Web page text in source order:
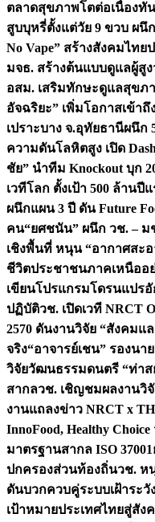
ตลาดสุขภาพโตต่อเนื่องทั
สูบบุหรี่ตั้งแต่วัย 9 ขวบ ผนึ
No Vape” สร้างสังคมไท
มจธ. สร้างต้นแบบดูแลผู้สู
อสม. เสริมทักษะดูแลสุขภ
อัจฉริยะ” เพิ่มโอกาสเข้า
เปราะบาง จ.อุทัยธานีผนึก
ความดันโลหิตสูง เปิด
ชัย” นำทีม Knockout บุก
เวทีโลก ตั้งเป้า 500 ล้านปี
ผนึกแผน 3 ปี ดัน Future
คน“ยศชนัน” ผนึก วช. – ม
เชิงพื้นที่ หนุน “อากาศสะ
ชีวิตประชาชนภาคเหนืออ
เขียนโปรแกรมโดรนแปร
ปฏิบัติวช. เปิดเวที NRCT
2570 ดันงานวิจัย “สังคม
จริง“อาจารย์เชน” รองน
วิจัยวัฒนธรรมดนตรี “ท่า
สากลวช. เชิญชมผลงานวิ
งานแถลงข่าว NRCT x
InnoFood, Healthy Choice
มาตรฐานสากล ISO
ปกครองส่วนท้องถิ่นวช. ห
ดันบวกควบคู่ระบบเฝ้าระวั
เป้าหมายประเทศไทยสู่สั